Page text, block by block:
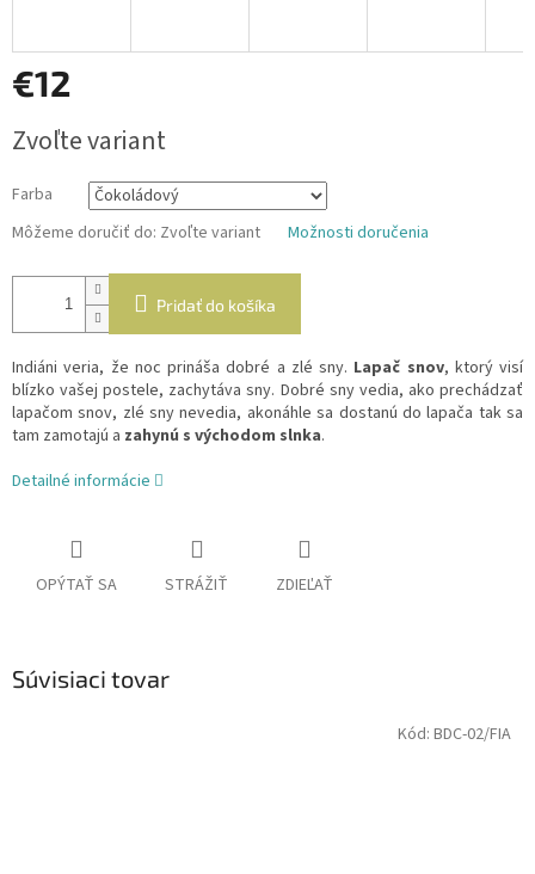
€12
cena:
Zvoľte variant
Farba
Môžeme doručiť do: Zvoľte variant Možnosti doručenia
Pridať do košíka
Indiáni veria, že noc prináša dobré a zlé sny. Lapač snov, ktorý visí
blízko vašej postele, zachytáva sny. Dobré sny vedia, ako prechádzať
lapačom snov, zlé sny nevedia, akonáhle sa dostanú do lapača tak sa
tam zamotajú a zahynú s východom slnka.
Detailné informácie
OPÝTAŤ SA STRÁŽIŤ ZDIEĽAŤ
Súvisiaci tovar
Kód: BDC-02/FIA